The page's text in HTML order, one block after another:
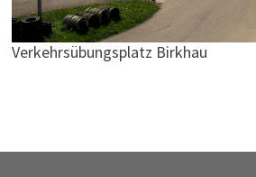
Verkehrsübungsplatz Birkhau